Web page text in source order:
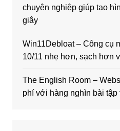
chuyên nghiệp giúp tạo
giây
Win11Debloat – Công cụ
10/11 nhẹ hơn, sạch hơn
The English Room –
phí với hàng nghìn bài tập